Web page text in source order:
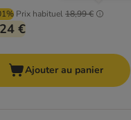
Prix habituel18,99 €
€
Ajouter au panier